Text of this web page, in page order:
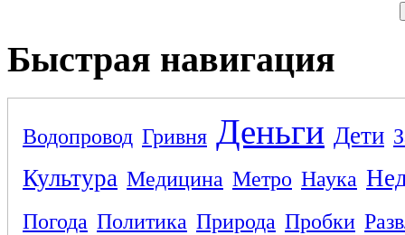
Быстрая навигация
Водопровод Гривня Деньги Дети
Культура Медицина Метро Наука
Погода Политика Природа Пробки